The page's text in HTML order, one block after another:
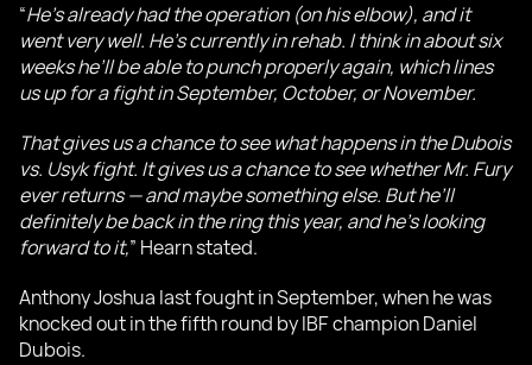
“He’s already had the operation (on his elbow), and it
went very well. He’s currently in rehab. I think in about six
weeks he’ll be able to punch properly again, which lines
us up for a fight in September, October, or November.
That gives us a chance to see what happens in the Dubois
vs. Usyk fight. It gives us a chance to see whether Mr. Fury
ever returns — and maybe something else. But he’ll
definitely be back in the ring this year, and he’s looking
forward to it,” Hearn stated.
Anthony Joshua last fought in September, when he was
knocked out in the fifth round by IBF champion Daniel
Dubois.